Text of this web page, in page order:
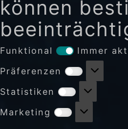
können
Funktional
Immer
Präferenzen
Statistiken Statistiken
Marketing Marketing